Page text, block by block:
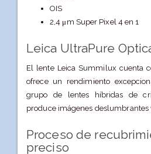
OIS
2,4 μm Super Pixel 4 en 1
Leica UltraPure
El lente Leica Summilux cuenta
ofrece un rendimiento
grupo de lentes híbridas de
produce imágenes deslumbrantes
Proceso de
preciso